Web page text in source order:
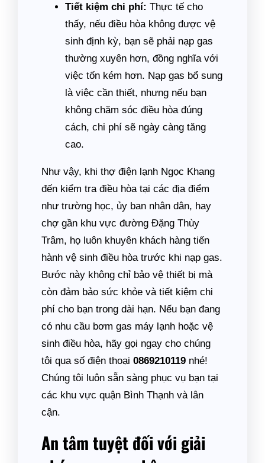
Tiết kiệm chi phí: Thực tế cho
thấy, nếu điều hòa không được vệ
sinh định kỳ, bạn sẽ phải nạp gas
thường xuyên hơn, đồng nghĩa với
việc tốn kém hơn. Nạp gas bổ sung
là việc cần thiết, nhưng nếu bạn
không chăm sóc điều hòa đúng
cách, chi phí sẽ ngày càng tăng
cao.
Như vậy, khi thợ điện lạnh Ngọc Khang
đến kiểm tra điều hòa tại các địa điểm
như trường học, ủy ban nhân dân, hay
chợ gần khu vực đường Đặng Thùy
Trâm, họ luôn khuyên khách hàng tiến
hành vệ sinh điều hòa trước khi nạp gas.
Bước này không chỉ bảo vệ thiết bị mà
còn đảm bảo sức khỏe và tiết kiệm chi
phí cho bạn trong dài hạn. Nếu bạn đang
có nhu cầu bơm gas máy lạnh hoặc vệ
sinh điều hòa, hãy gọi ngay cho chúng
tôi qua số điện thoại 0869210119 nhé!
Chúng tôi luôn sẵn sàng phục vụ bạn tại
các khu vực quận Bình Thạnh và lân
cận.
An tâm tuyệt đối với giải